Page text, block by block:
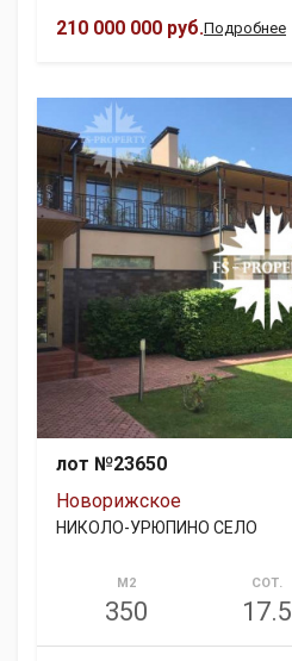
210 000 000 руб.Подробнее
лот №23650
Новорижское
НИКОЛО-УРЮПИНО СЕЛО
М2
350
СОТ.
17.5